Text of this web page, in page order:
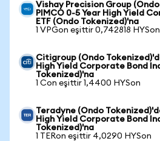
Vishay Precision Group
PIMCO 0-5 Year High Yield
ETF (Ondo Tokenized)'na
1 VPGon eşittir 0,742818 HYSon
Citigroup (Ondo
High Yield Corporate Bond
Tokenized)'na
1 Con eşittir 1,4400 HYSon
Teradyne (Ondo
High Yield Corporate Bond
Tokenized)'na
1 TERon eşittir 4,0290 HYSon